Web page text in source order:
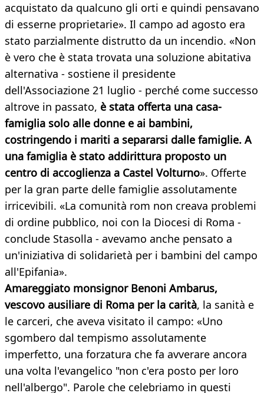
acquistato da qualcuno gli orti e quindi pensavano
di esserne proprietarie». Il campo ad agosto era
stato parzialmente distrutto da un incendio. «Non
è vero che è stata trovata una soluzione abitativa
alternativa - sostiene il presidente
dell'Associazione 21 luglio - perché come successo
altrove in passato, è stata offerta una casa-
famiglia solo alle donne e ai bambini,
costringendo i mariti a separarsi dalle famiglie. A
una famiglia è stato addirittura proposto un
centro di accoglienza a Castel Volturno». Offerte
per la gran parte delle famiglie assolutamente
irricevibili. «La comunità rom non creava problemi
di ordine pubblico, noi con la Diocesi di Roma -
conclude Stasolla - avevamo anche pensato a
un'iniziativa di solidarietà per i bambini del campo
all'Epifania».
Amareggiato monsignor Benoni Ambarus,
vescovo ausiliare di Roma per la carità, la sanità e
le carceri, che aveva visitato il campo: «Uno
sgombero dal tempismo assolutamente
imperfetto, una forzatura che fa avverare ancora
una volta l'evangelico "non c'era posto per loro
nell'albergo". Parole che celebriamo in questi